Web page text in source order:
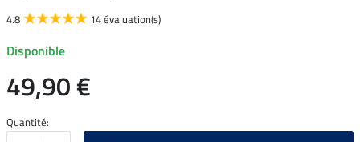
4.8 14 évaluation(s)
Disponible
49,90 €
Quantité: